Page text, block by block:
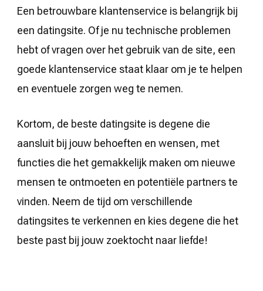
Een betrouwbare klantenservice is belangrijk bij
een datingsite. Of je nu technische problemen
hebt of vragen over het gebruik van de site, een
goede klantenservice staat klaar om je te helpen
en eventuele zorgen weg te nemen.
Kortom, de beste datingsite is degene die
aansluit bij jouw behoeften en wensen, met
functies die het gemakkelijk maken om nieuwe
mensen te ontmoeten en potentiële partners te
vinden. Neem de tijd om verschillende
datingsites te verkennen en kies degene die het
beste past bij jouw zoektocht naar liefde!